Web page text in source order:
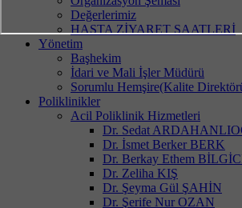
Değerlerimiz
HASTA ZİYARET SAATLERİ
Yönetim
Başhekim
İdari ve Mali İşler Müdürü
Sorumlu Hemşire(Kalite
Poliklinikler
Acil Poliklinik Hizmetleri
Dr. Sedat
Dr. İsmet Berker BERK
Dr. Berkay Ethem
Dr. Zeliha KIŞ
Dr. Şeyma Gül ŞAHİN
Dr. Şerife Nur OZAN